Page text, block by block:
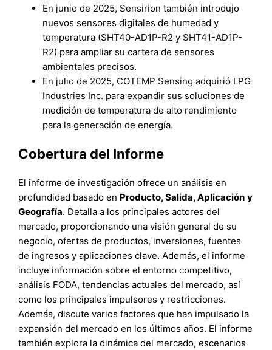
En junio de 2025, Sensirion también introdujo
nuevos sensores digitales de humedad y
temperatura (SHT40-AD1P-R2 y SHT41-AD1P-
R2) para ampliar su cartera de sensores
ambientales precisos.
En julio de 2025, COTEMP Sensing adquirió LPG
Industries Inc. para expandir sus soluciones de
medición de temperatura de alto rendimiento
para la generación de energía.
Cobertura del Informe
El informe de investigación ofrece un análisis en
profundidad basado en Producto, Salida, Aplicación y
Geografía. Detalla a los principales actores del
mercado, proporcionando una visión general de su
negocio, ofertas de productos, inversiones, fuentes
de ingresos y aplicaciones clave. Además, el informe
incluye información sobre el entorno competitivo,
análisis FODA, tendencias actuales del mercado, así
como los principales impulsores y restricciones.
Además, discute varios factores que han impulsado la
expansión del mercado en los últimos años. El informe
también explora la dinámica del mercado, escenarios